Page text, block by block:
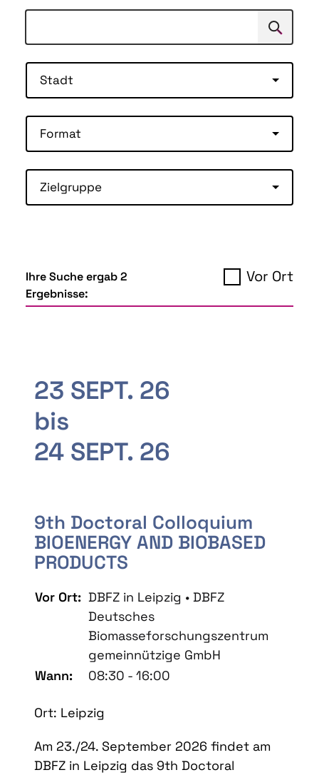
Suchen
Stadt
Format
Zielgruppe
Ihre Suche ergab 2
Ergebnisse:
Vor Ort
23 SEPT. 26
bis
24 SEPT. 26
9th Doctoral Colloquium
BIOENERGY AND BIOBASED
PRODUCTS
Vor Ort: DBFZ in Leipzig • DBFZ
Deutsches
Biomasseforschungszentrum
gemeinnützige GmbH
Wann:
08:30 - 16:00
Ort: Leipzig
Am 23./24. September 2026 findet am
DBFZ in Leipzig das 9th Doctoral